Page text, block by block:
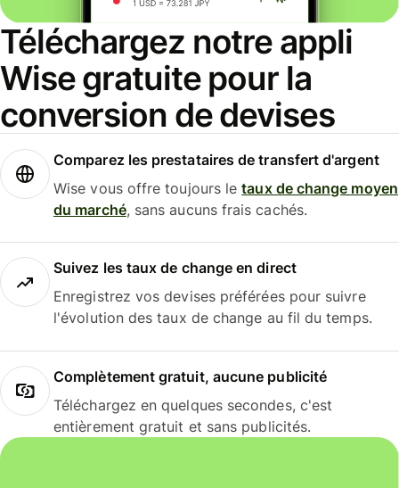
Téléchargez notre appli
Wise gratuite pour la
conversion de devises
Comparez les prestataires de transfert d'argent
Wise vous offre toujours letaux de change moyen
du marché, sans aucuns frais cachés.
Suivez les taux de change en direct
Enregistrez vos devises préférées pour suivre
l'évolution des taux de change au fil du temps.
Complètement gratuit, aucune publicité
Téléchargez en quelques secondes, c'est
entièrement gratuit et sans publicités.